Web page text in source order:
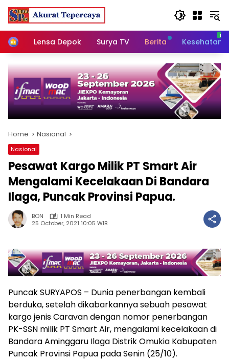
Skip
content
HomeLensa Depok Surya TV Berita Kesehatan
Home Nasional
Nasional
Pesawat Kargo Milik PT Smart Air
Mengalami Kecelakaan Di Bandara
Ilaga, Puncak Provinsi Papua.
BON
1 Min Read
25 October, 2021 10:05 WIB
Puncak SURYAPOS – Dunia penerbangan kembali
berduka, setelah dikabarkannya sebuah pesawat
kargo jenis Caravan dengan nomor penerbangan
PK-SSN milik PT Smart Air, mengalami kecelakaan di
Bandara Aminggaru Ilaga Distrik Omukia Kabupaten
Puncak Provinsi Papua pada Senin (25/10).